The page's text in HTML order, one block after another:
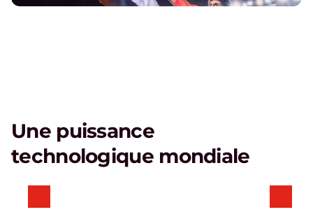
Care of One™
Créez des expériences hyper-personnalisées
Une puissance
technologique mondiale